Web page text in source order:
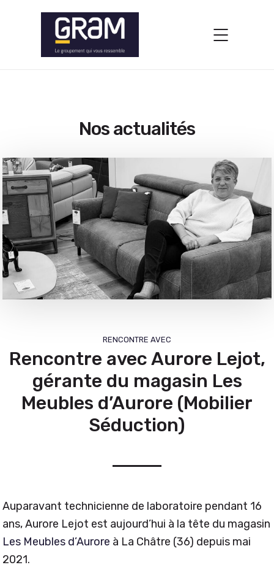
Nos actualités
RENCONTRE AVEC
Rencontre avec Aurore Lejot,
gérante du magasin Les
Meubles d’Aurore (Mobilier
Séduction)
Auparavant technicienne de laboratoire pendant 16
ans, Aurore Lejot est aujourd’hui à la tête du magasin
Les Meubles d’Aurore à La Châtre (36) depuis mai
2021.